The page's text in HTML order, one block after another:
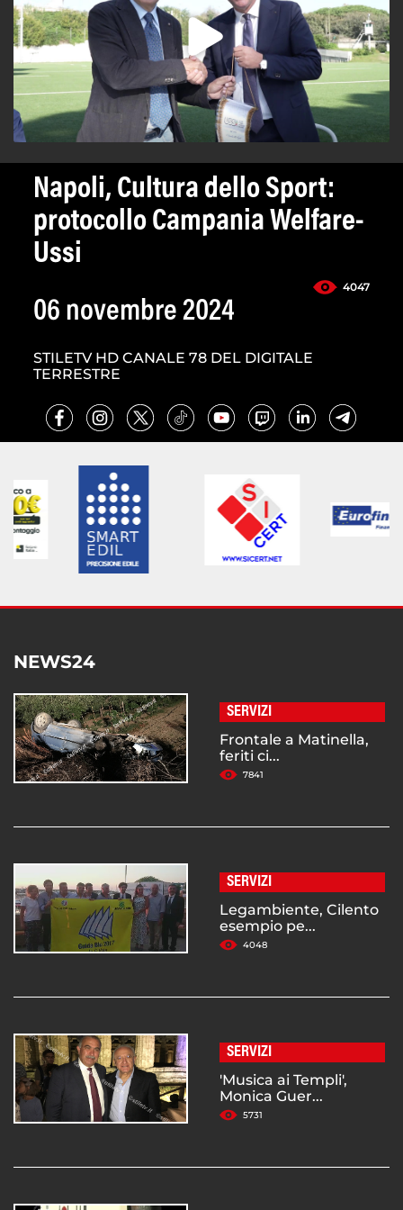
Napoli, Cultura dello Sport:
protocollo Campania Welfare-
Ussi
4047
06 novembre 2024
STILETV HD CANALE 78 DEL DIGITALE
TERRESTRE
NEWS24
SERVIZI
Frontale a Matinella,
feriti ci...
7841
SERVIZI
Legambiente, Cilento
esempio pe...
4048
SERVIZI
'Musica ai Templi',
Monica Guer...
5731